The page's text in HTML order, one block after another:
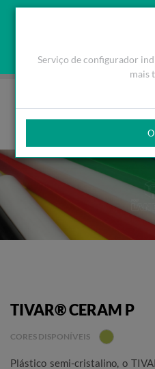
Usamos cookies para
TIVAR® CERAM P
CORES DISPONÍVEIS
Plástico semi-cristalino, o
Serviço de configurador
mais